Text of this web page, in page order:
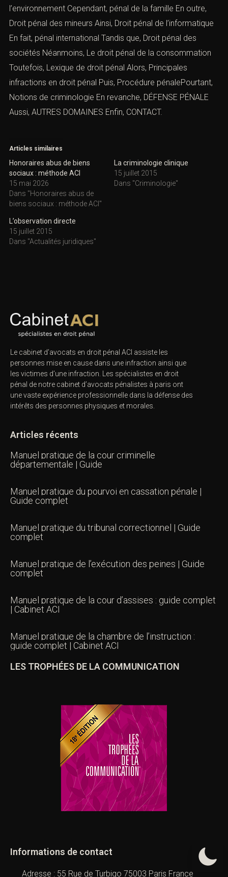
l’environnement Cependant, pénal de la famille En outre,
Droit pénal des mineurs Ainsi, Droit pénal de l’informatique
En fait, pénal international Tandis que, Droit pénal des
sociétés Néanmoins, Le droit pénal de la consommation
Toutefois, Lexique de droit pénal Alors, Principales
infractions en droit pénal Puis, Procédure pénalePourtant,
Notions de criminologie En revanche, DÉFENSE PÉNALE
Aussi, AUTRES DOMAINES Enfin, CONTACT.
Articles similaires
Honoraires abus de biens
sociaux : méthode ACI
15 mai 2026
Dans "Honoraires abus de
biens sociaux : méthode ACI"
La criminologie clinique
15 juillet 2015
Dans "Criminologie"
L’observation directe
15 juillet 2015
Dans "Actualités juridiques"
Le cabinet d’avocats en droit pénal ACI assiste les
personnes mise en cause dans une infraction ainsi que
les victimes d’une infraction. Les spécialistes en droit
pénal de notre cabinet d’avocats pénalistes à paris ont
une vaste expérience professionnelle dans la défense des
intérêts des personnes physiques et morales.
Articles récents
Manuel pratique de la cour criminelle
départementale | Guide
Manuel pratique du pourvoi en cassation pénale |
Guide complet
Manuel pratique du tribunal correctionnel | Guide
complet
Manuel pratique de l’exécution des peines | Guide
complet
Manuel pratique de la cour d’assises : guide complet
| Cabinet ACI
Manuel pratique de la chambre de l’instruction :
guide complet | Cabinet ACI
LES TROPHÉES DE LA COMMUNICATION
Informations de contact
Adresse : 55 Rue de Turbigo 75003 Paris France